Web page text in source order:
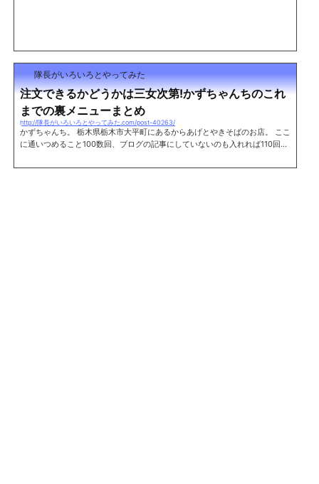
隊長がいろいろとやってみた
注文できるかどうかは三女次第!かずちゃんちのこれ
までの裏メニューまとめ
http://隊長がいろいろとやってみた.com/post-40263/
かずちゃんち。 栃木県栃木市大平町にあるからあげとやきそばのお店。 ここ
に通いつめること100数回、ブログの記事にしていないのも入れれば110回は
思うかもしれないが、やはり気軽に立ち寄れるスタイルであるということと